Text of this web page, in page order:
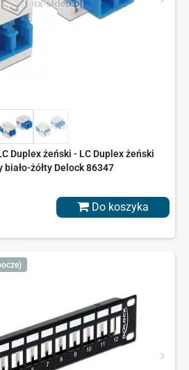
Duplex żeński - LC Duplex żeński
żółty Delock 86347
Do koszyka